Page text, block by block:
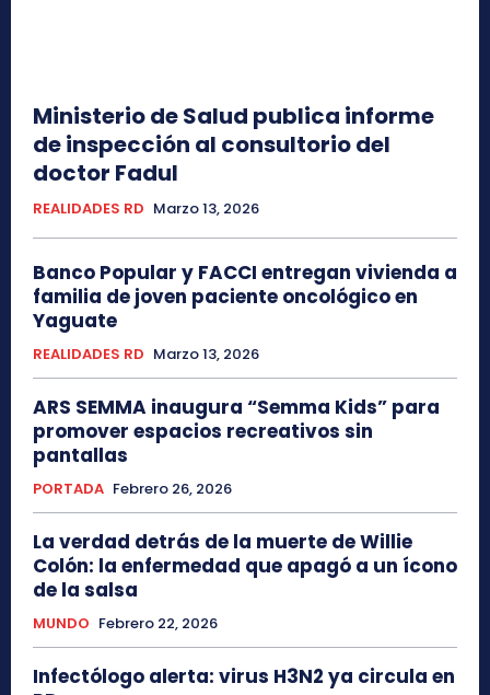
Ministerio de Salud publica informe
de inspección al consultorio del
doctor Fadul
REALIDADES RD Marzo 13, 2026
Banco Popular y FACCI entregan vivienda a
familia de joven paciente oncológico en
Yaguate
REALIDADES RD Marzo 13, 2026
ARS SEMMA inaugura “Semma Kids” para
promover espacios recreativos sin
pantallas
PORTADA Febrero 26, 2026
La verdad detrás de la muerte de Willie
Colón: la enfermedad que apagó a un ícono
de la salsa
MUNDO Febrero 22, 2026
Infectólogo alerta: virus H3N2 ya circula en